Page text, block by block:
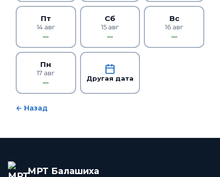
Пт
14 авг
—
Сб
15 авг
—
Вс
16 авг
—
Пн
17 авг
—
Другая дата
← Назад
МРТ Балашиха